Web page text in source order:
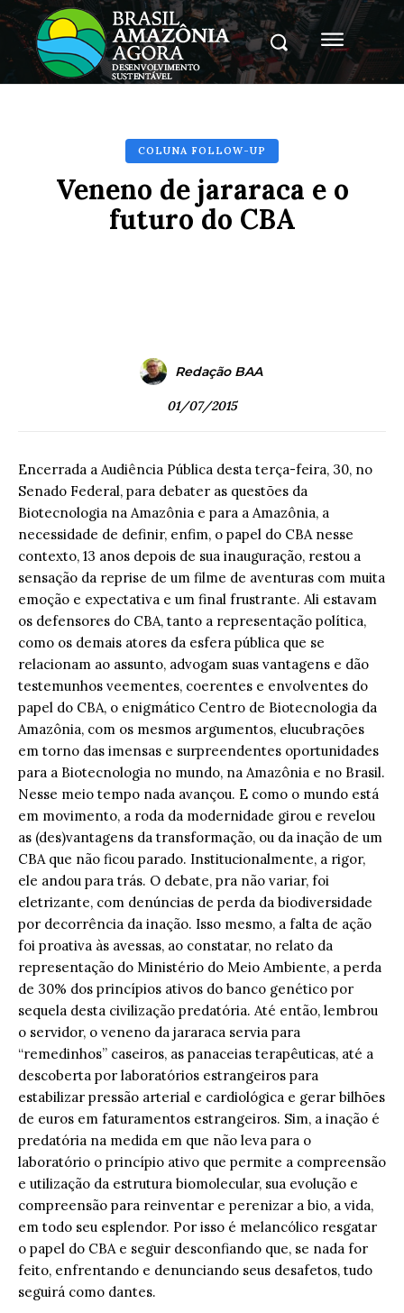
COLUNA FOLLOW-UP
Veneno de jararaca e o
futuro do CBA
Redação BAA
01/07/2015
Encerrada a Audiência Pública desta terça-feira, 30, no
Senado Federal, para debater as questões da
Biotecnologia na Amazônia e para a Amazônia, a
necessidade de definir, enfim, o papel do CBA nesse
contexto, 13 anos depois de sua inauguração, restou a
sensação da reprise de um filme de aventuras com muita
emoção e expectativa e um final frustrante. Ali estavam
os defensores do CBA, tanto a representação política,
como os demais atores da esfera pública que se
relacionam ao assunto, advogam suas vantagens e dão
testemunhos veementes, coerentes e envolventes do
papel do CBA, o enigmático Centro de Biotecnologia da
Amazônia, com os mesmos argumentos, elucubrações
em torno das imensas e surpreendentes oportunidades
para a Biotecnologia no mundo, na Amazônia e no Brasil.
Nesse meio tempo nada avançou. E como o mundo está
em movimento, a roda da modernidade girou e revelou
as (des)vantagens da transformação, ou da inação de um
CBA que não ficou parado. Institucionalmente, a rigor,
ele andou para trás. O debate, pra não variar, foi
eletrizante, com denúncias de perda da biodiversidade
por decorrência da inação. Isso mesmo, a falta de ação
foi proativa às avessas, ao constatar, no relato da
representação do Ministério do Meio Ambiente, a perda
de 30% dos princípios ativos do banco genético por
sequela desta civilização predatória. Até então, lembrou
o servidor, o veneno da jararaca servia para
“remedinhos” caseiros, as panaceias terapêuticas, até a
descoberta por laboratórios estrangeiros para
estabilizar pressão arterial e cardiológica e gerar bilhões
de euros em faturamentos estrangeiros. Sim, a inação é
predatória na medida em que não leva para o
laboratório o princípio ativo que permite a compreensão
e utilização da estrutura biomolecular, sua evolução e
compreensão para reinventar e perenizar a bio, a vida,
em todo seu esplendor. Por isso é melancólico resgatar
o papel do CBA e seguir desconfiando que, se nada for
feito, enfrentando e denunciando seus desafetos, tudo
seguirá como dantes.